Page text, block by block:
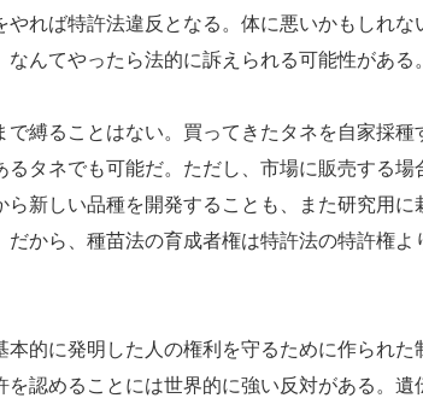
やれば特許法違反となる。体に悪いかもしれな
なんてやったら法的に訴えられる可能性がある。
縛ることはない。買ってきたタネを自家採種
るタネでも可能だ。ただし、市場に販売する場
ら新しい品種を開発することも、また研究用に
だから、種苗法の育成者権は特許法の特許権よ
的に発明した人の権利を守るために作られた
を認めることには世界的に強い反対がある。遺